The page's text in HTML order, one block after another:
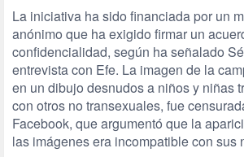
La iniciativa ha sido financiada por un
anónimo que ha exigido firmar un
confidencialidad, según ha señalado
entrevista con Efe. La imagen de la
en un dibujo desnudos a niños y niñas
con otros no transexuales, fue
Facebook, que argumentó que la
las imágenes era incompatible con sus